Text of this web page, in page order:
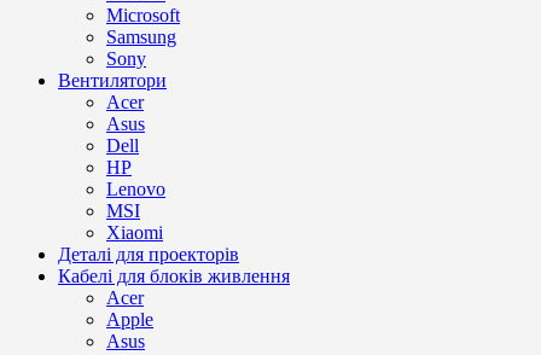
Microsoft
Samsung
Sony
Вентилятори
Acer
Asus
Dell
HP
Lenovo
MSI
Xiaomi
Деталі для проекторів
Кабелі для блоків живлення
Acer
Apple
Asus